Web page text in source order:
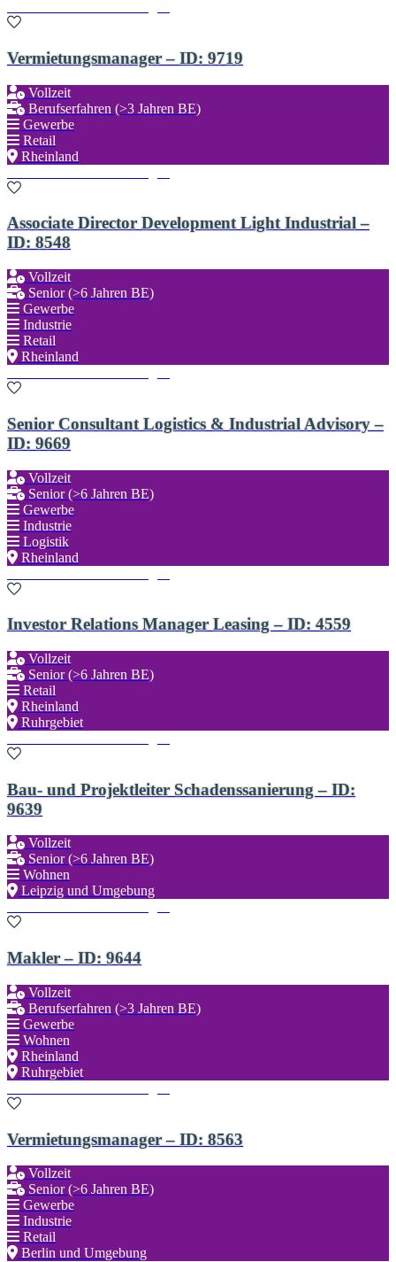
Vermietungsmanager – ID: 9719
Vollzeit
Berufserfahren (>3 Jahren BE)
Gewerbe
Retail
Rheinland
Associate Director Development Light Industrial –
ID: 8548
Vollzeit
Senior (>6 Jahren BE)
Gewerbe
Industrie
Retail
Rheinland
Senior Consultant Logistics & Industrial Advisory –
ID: 9669
Vollzeit
Senior (>6 Jahren BE)
Gewerbe
Industrie
Logistik
Rheinland
Investor Relations Manager Leasing – ID: 4559
Vollzeit
Senior (>6 Jahren BE)
Retail
Rheinland
Ruhrgebiet
Bau- und Projektleiter Schadenssanierung – ID:
9639
Vollzeit
Senior (>6 Jahren BE)
Wohnen
Leipzig und Umgebung
Makler – ID: 9644
Vollzeit
Berufserfahren (>3 Jahren BE)
Gewerbe
Wohnen
Rheinland
Ruhrgebiet
Vermietungsmanager – ID: 8563
Vollzeit
Senior (>6 Jahren BE)
Gewerbe
Industrie
Retail
Berlin und Umgebung